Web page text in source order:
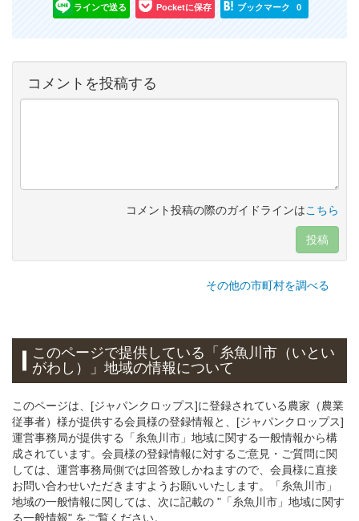
ラインで送る Pocketに保存 ブックマーク 0
コメントを投稿する
コメント投稿の際のガイドラインはこちら
投稿
その他の市町村を調べる
このページで提供している 「糸魚川市（いとい
がわし）」地域の情報について
このページは、[ジャパンクロップス]に登録されている農家（農業
従事者）様が提供する会員様の登録情報と、[ジャパンクロップス]
運営事務局が提供する「糸魚川市」地域に関する一般情報から構
成されています。会員様の登録情報に対するご意見・ご質問に関
しては、運営事務局側では回答致しかねますので、会員様に直接
お問い合わせいただきますようお願いいたします。「糸魚川市」
地域の一般情報に関しては、次に記載の "「糸魚川市」地域に関す
る一般情報" をご覧ください。